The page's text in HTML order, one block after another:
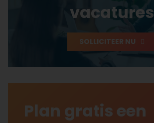
vacatures
SOLLICITEER NU
Plan gratis een